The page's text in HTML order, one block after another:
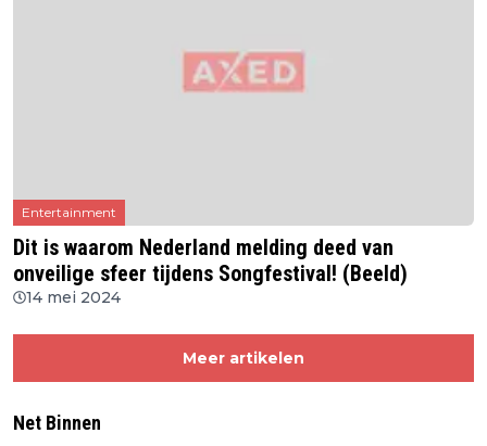
Entertainment
Dit is waarom Nederland melding deed van
onveilige sfeer tijdens Songfestival! (Beeld)
14 mei 2024
Meer artikelen
Net Binnen